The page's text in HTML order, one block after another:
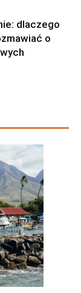
dlaczego
o